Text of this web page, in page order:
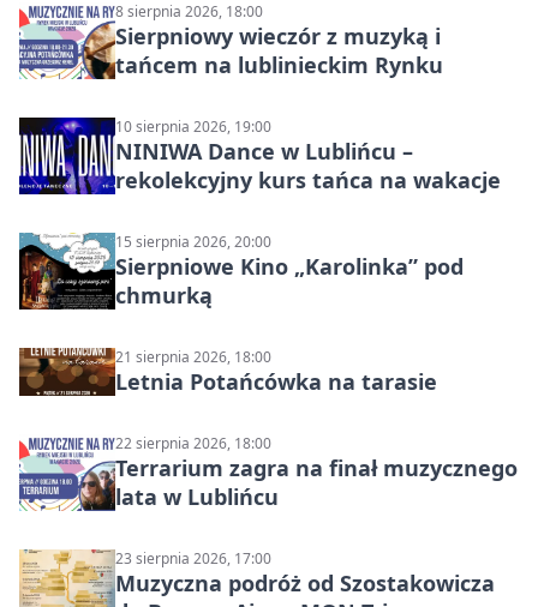
8 sierpnia 2026, 18:00
Sierpniowy wieczór z muzyką i
tańcem na lublinieckim Rynku
10 sierpnia 2026, 19:00
NINIWA Dance w Lublińcu –
rekolekcyjny kurs tańca na wakacje
15 sierpnia 2026, 20:00
Sierpniowe Kino „Karolinka” pod
chmurką
21 sierpnia 2026, 18:00
Letnia Potańcówka na tarasie
22 sierpnia 2026, 18:00
Terrarium zagra na finał muzycznego
lata w Lublińcu
23 sierpnia 2026, 17:00
Muzyczna podróż od Szostakowicza